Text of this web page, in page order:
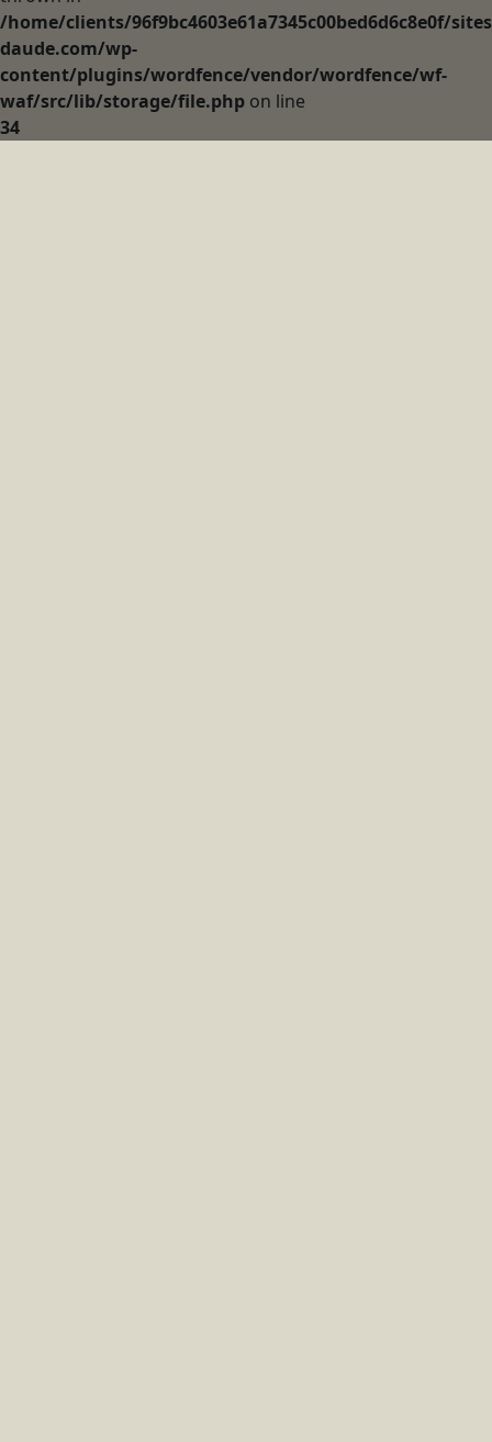
/home/clients/96f9bc4603e61a7345c00bed6d6c8e0f/
daude.com/wp-
content/plugins/wordfence/vendor/wordfence/wf-
waf/src/lib/storage/file.php on line
34